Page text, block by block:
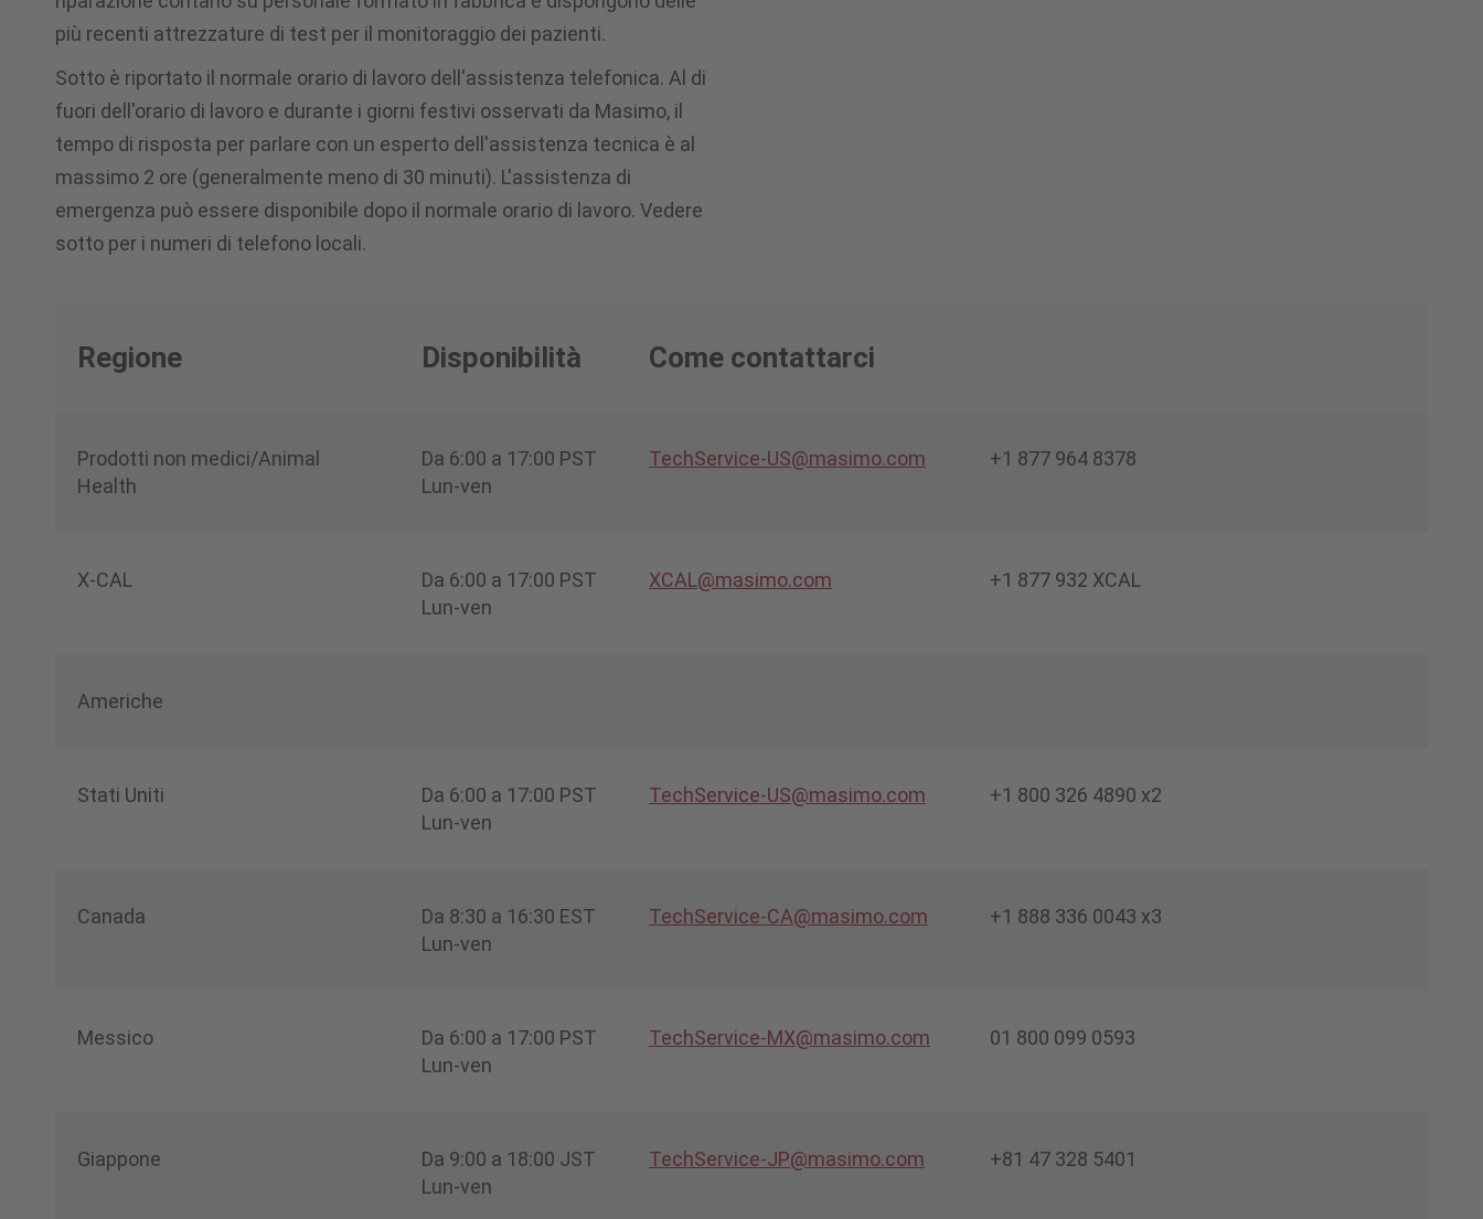
più recenti attrezzature di test per il monitoraggio dei pazienti.
Sotto è riportato il normale orario di lavoro dell'assistenza telefonica. Al di
fuori dell'orario di lavoro e durante i giorni festivi osservati da Masimo, il
tempo di risposta per parlare con un esperto dell'assistenza tecnica è al
massimo 2 ore (generalmente meno di 30 minuti). L'assistenza di
emergenza può essere disponibile dopo il normale orario di lavoro. Vedere
sotto per i numeri di telefono locali.
Regione Disponibilità Come contattarci
Prodotti non medici/Animal
Health
Da 6:00 a 17:00 PST
Lun-ven
TechService-US@masimo.com +1 877 964 8378
X-CAL
Da 6:00 a 17:00 PST
Lun-ven
XCAL@masimo.com +1 877 932 XCAL
Americhe
Stati Uniti
Da 6:00 a 17:00 PST
Lun-ven
TechService-US@masimo.com +1 800 326 4890 x2
Canada
Da 8:30 a 16:30 EST
Lun-ven
TechService-CA@masimo.com +1 888 336 0043 x3
Messico
Da 6:00 a 17:00 PST
Lun-ven
TechService-MX@masimo.com 01 800 099 0593
Giappone
Da 9:00 a 18:00 JST
Lun-ven
TechService-JP@masimo.com +81 47 328 5401